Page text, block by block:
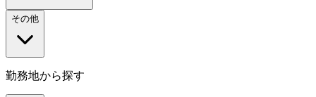
その他
勤務地から探す